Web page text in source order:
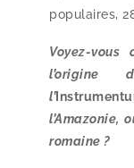
popu­laires,
Voyez-​
l’origine
l’
l’Amazonie,
romaine ?